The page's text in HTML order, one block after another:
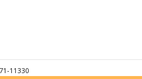
11330